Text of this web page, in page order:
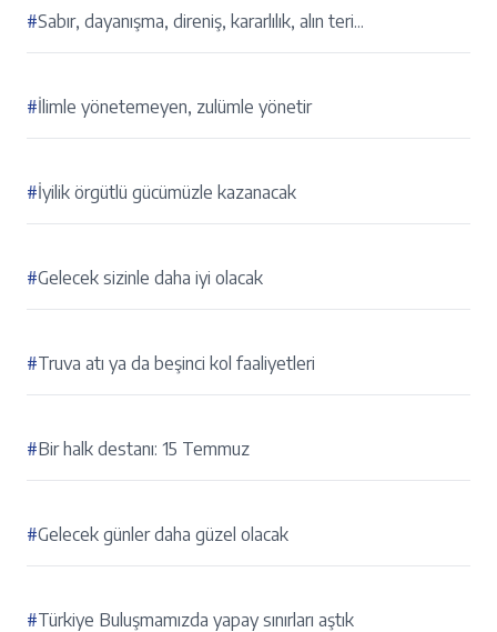
#Sabır, dayanışma, direniş, kararlılık, alın teri...
#İlimle yönetemeyen, zulümle yönetir
#İyilik örgütlü gücümüzle kazanacak
#Gelecek sizinle daha iyi olacak
#Truva atı ya da beşinci kol faaliyetleri
#Bir halk destanı: 15 Temmuz
#Gelecek günler daha güzel olacak
#Türkiye Buluşmamızda yapay sınırları aştık